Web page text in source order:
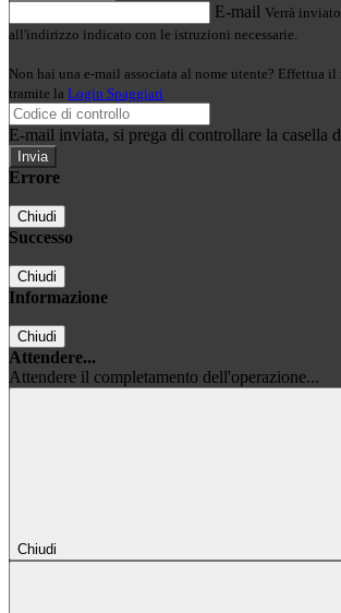
E-mail Verrà
all'indirizzo indicato con le istruzioni necessarie.
Non hai una e-mail associata al nome utente? Effettua il
tramite la Login Spaggiari
E-mail inviata, si prega di controllare la casella
Errore
Chiudi
Successo
Chiudi
Informazione
Chiudi
Attendere...
Attendere il completamento dell'operazione...
Chiudi